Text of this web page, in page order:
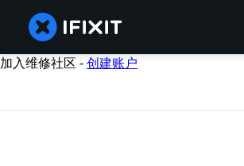
加入维修社区 -创建账户